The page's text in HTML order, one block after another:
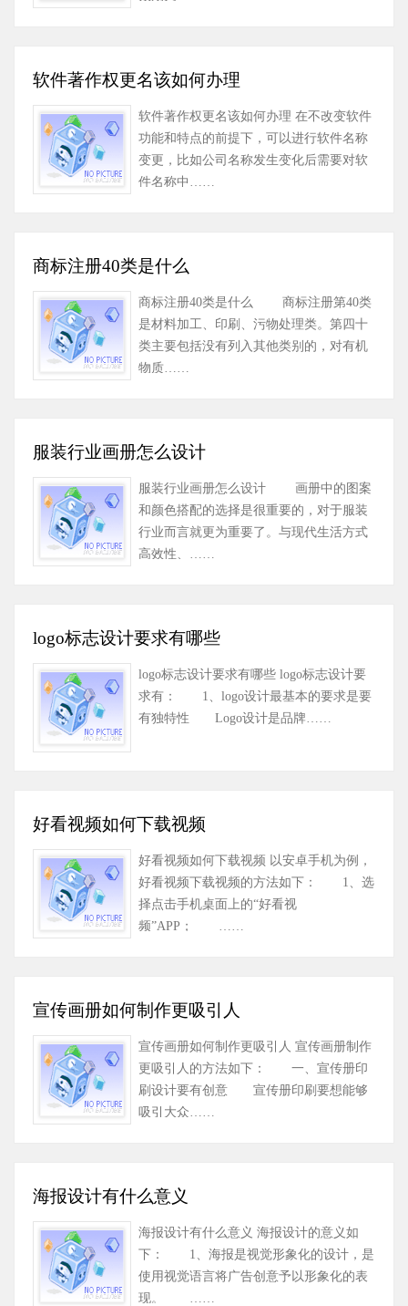
软件著作权更名该如何办理
软件著作权更名该如何办理 在不改变软件
功能和特点的前提下，可以进行软件名称
变更，比如公司名称发生变化后需要对软
件名称中……
商标注册40类是什么
商标注册40类是什么 商标注册第40类
是材料加工、印刷、污物处理类。第四十
类主要包括没有列入其他类别的，对有机
物质……
服装行业画册怎么设计
服装行业画册怎么设计 画册中的图案
和颜色搭配的选择是很重要的，对于服装
行业而言就更为重要了。与现代生活方式
高效性、……
logo标志设计要求有哪些
logo标志设计要求有哪些 logo标志设计要
求有： 1、logo设计最基本的要求是要
有独特性 Logo设计是品牌……
好看视频如何下载视频
好看视频如何下载视频 以安卓手机为例，
好看视频下载视频的方法如下： 1、选
择点击手机桌面上的“好看视
频”APP； ……
宣传画册如何制作更吸引人
宣传画册如何制作更吸引人 宣传画册制作
更吸引人的方法如下： 一、宣传册印
刷设计要有创意 宣传册印刷要想能够
吸引大众……
海报设计有什么意义
海报设计有什么意义 海报设计的意义如
下： 1、海报是视觉形象化的设计，是
使用视觉语言将广告创意予以形象化的表
现。 ……